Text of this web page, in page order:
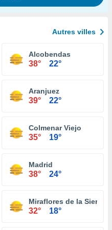
Autres villes
Alcobendas
38° 22°
Aranjuez
39° 22°
Colmenar Viejo
35° 19°
Madrid
38° 24°
Miraflores de la Sierra
32° 18°